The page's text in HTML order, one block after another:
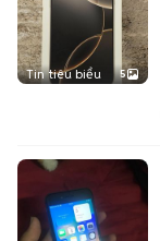
Tin tiêu biểu 5